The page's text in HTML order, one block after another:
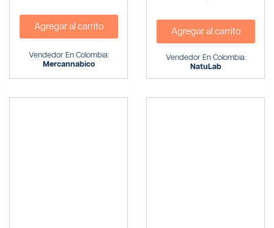
Agregar al carrito
Vendedor En Colombia:
Mercannabico
Agregar al carrito
Vendedor En Colombia:
NatuLab